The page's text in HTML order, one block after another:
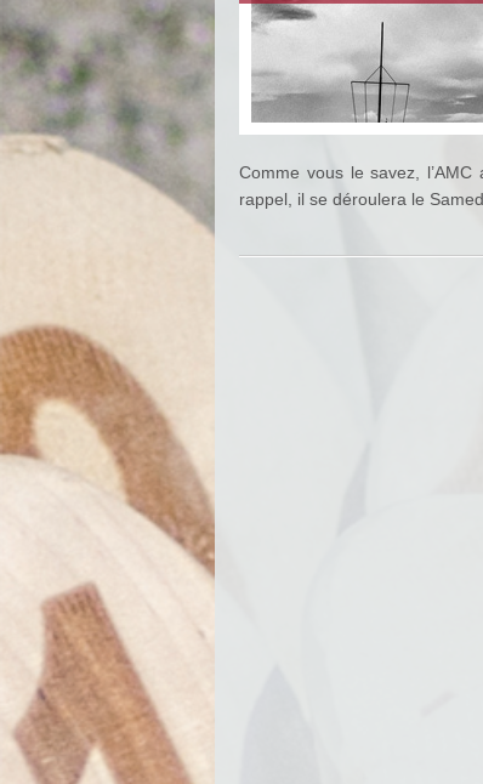
Comme vous le savez,
rappel, il se déroulera le